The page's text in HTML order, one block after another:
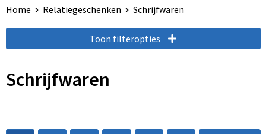
Home Relatiegeschenken Schrijfwaren
Toon filteropties
Schrijfwaren